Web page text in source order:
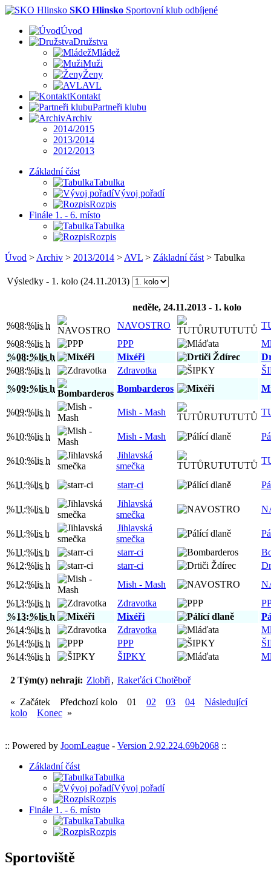
SKO Hlinsko Sportovní klub odbíjené
Úvod
Družstva
Mládež
Muži
Ženy
AVL
Kontakt
Partneři klubu
Archiv
2014/2015
2013/2014
2012/2013
Základní část
Tabulka
Vývoj pořadí
Rozpis
Finále 1. - 6. místo
Tabulka
Rozpis
Úvod > Archiv > 2013/2014 > AVL > Základní část > Tabulka
Výsledky - 1. kolo (24.11.2013)
neděle, 24.11.2013 - 1. kolo
%08:%lis h
NAVOSTRO
%08:%lis h
PPP
%08:%lis h
Mixéři
%08:%lis h
Zdravotka
%09:%lis h
Bombarderos
%09:%lis h Mish - Mash
%10:%lis h Mish - Mash
%10:%lis h
Jihlavská
smečka
%11:%lis h starr-ci
%11:%lis h
Jihlavská
smečka
%11:%lis h
Jihlavská
smečka
%11:%lis h
starr-ci
%12:%lis h
starr-ci
%12:%lis h
Mish - Mash
%13:%lis h
Zdravotka
%13:%lis h
Mixéři
%14:%lis h
Zdravotka
%14:%lis h
PPP
%14:%lis h
ŠIPKY
2 Tým(y) nehrají: Zlobři , Rakeťáci Chotěboř
« Začátek Předchozí kolo 01 02 03 04
Následující
kolo
Konec »
:: Powered by JoomLeague - Version 2.92.224.69b2068 ::
Základní část
Tabulka
Vývoj pořadí
Rozpis
Finále 1. - 6. místo
Tabulka
Rozpis
Sportoviště